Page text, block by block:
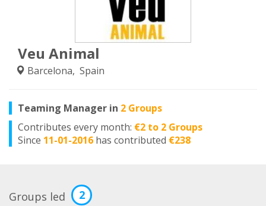
Veu Animal
Barcelona, Spain
Teaming Manager in 2 Groups
Contributes every month: €2 to 2 Groups
Since 11-01-2016 has contributed €238
Groups led 2